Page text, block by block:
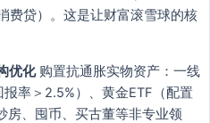
费贷）。这是让财富滚雪球的核
优化购置抗通胀实物资产：一线
率＞2.5%）、黄金ETF（配置
房、囤币、买古董等非专业领